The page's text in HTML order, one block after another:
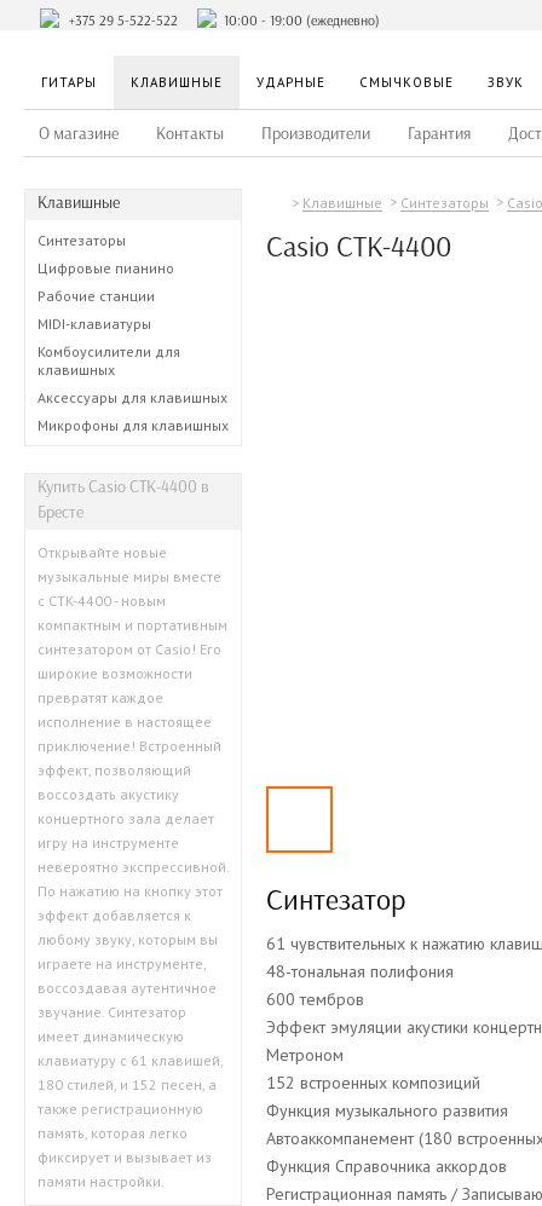
+375 29 5-522-522 10:00 - 19:00 (ежедневно)
ГИТАРЫ КЛАВИШНЫЕ УДАРНЫЕ СМЫЧКОВЫЕ ЗВУК
О магазине Контакты Производители Гарантия
Клавишные
Синтезаторы
Цифровые пианино
Рабочие станции
MIDI-клавиатуры
Комбоусилители для
клавишных
Аксессуары для клавишных
Микрофоны для клавишных
Купить Casio CTK-4400 в
Бресте
Открывайте новые
музыкальные миры вместе
с CTK-4400 - новым
компактным и портативным
синтезатором от Casio! Его
широкие возможности
превратят каждое
исполнение в настоящее
приключение! Встроенный
эффект, позволяющий
воссоздать акустику
концертного зала делает
игру на инструменте
невероятно экспрессивной.
По нажатию на кнопку этот
эффект добавляется к
любому звуку, которым вы
играете на инструменте,
воссоздавая аутентичное
звучание. Синтезатор
имеет динамическую
клавиатуру с 61 клавишей,
180 стилей, и 152 песен, а
также регистрационную
память, которая легко
фиксирует и вызывает из
памяти настройки.
Клавишные Синтезаторы Casio
Casio CTK-4400
Синтезатор
61 чувствительных к нажатию
48-тональная полифония
600 тембров
Эффект эмуляции акустики
Метроном
152 встроенных композиций
Функция музыкального развития
Автоаккомпанемент (180
Функция Справочника аккордов
Регистрационная память /